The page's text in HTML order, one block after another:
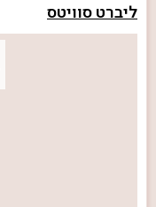
ליברט סוויטס